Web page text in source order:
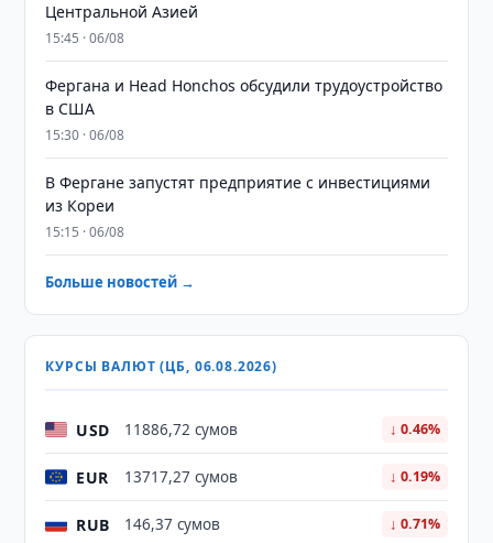
Центральной Азией
15:45 · 06/08
Фергана и Head Honchos обсудили трудоустройство
в США
15:30 · 06/08
В Фергане запустят предприятие с инвестициями
из Кореи
15:15 · 06/08
Больше новостей →
КУРСЫ ВАЛЮТ (ЦБ, 06.08.2026)
USD 11886,72 сумов ↓ 0.46%
EUR 13717,27 сумов ↓ 0.19%
RUB 146,37 сумов ↓ 0.71%